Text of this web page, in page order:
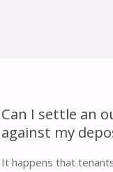
Can I settle an
against my
It happens that